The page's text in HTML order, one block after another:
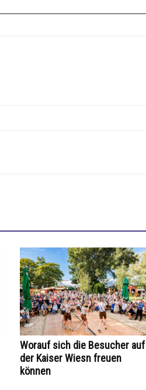
Worauf sich die Besucher auf
der Kaiser Wiesn freuen
können